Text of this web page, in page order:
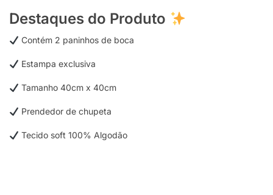
Destaques do Produto
Contém 2 paninhos de boca
Estampa exclusiva
Tamanho 40cm x 40cm
Prendedor de chupeta
Tecido soft 100% Algodão